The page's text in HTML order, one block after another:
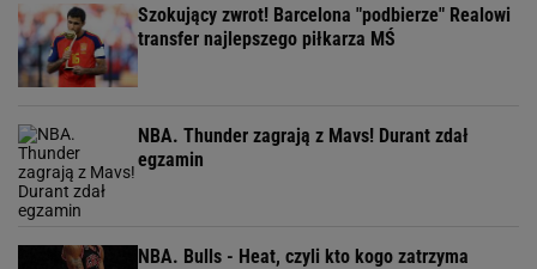
Szokujący zwrot! Barcelona "podbierze" Realowi
transfer najlepszego piłkarza MŚ
NBA. Thunder zagrają z Mavs! Durant zdał
egzamin
NBA. Bulls - Heat, czyli kto kogo zatrzyma